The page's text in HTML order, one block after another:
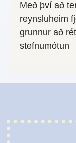
Með því að
reynsluheim
grunnur að
stefnumótun